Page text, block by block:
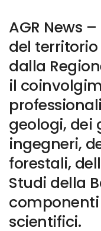
AGR News
del territorio
dalla
il
geologi, dei
ingegneri,
forestali,
Studi della
scientifici.